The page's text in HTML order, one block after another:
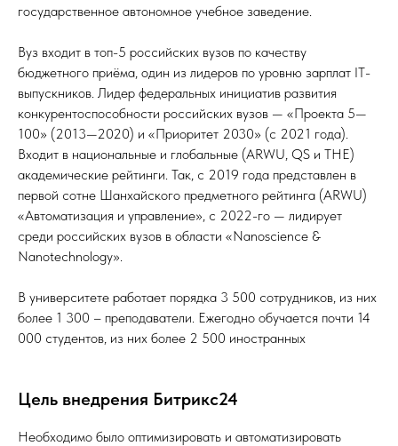
государственное автономное учебное заведение.
Вуз входит в топ-5 российских вузов по качеству
бюджетного приёма, один из лидеров по уровню зарплат IT-
выпускников. Лидер федеральных инициатив развития
конкурентоспособности российских вузов — «Проекта 5—
100» (2013—2020) и «Приоритет 2030» (с 2021 года).
Входит в национальные и глобальные (ARWU, QS и THE)
академические рейтинги. Так, с 2019 года представлен в
первой сотне Шанхайского предметного рейтинга (ARWU)
«Автоматизация и управление», с 2022-го — лидирует
среди российских вузов в области «Nanoscience &
Nanotechnology».
В университете работает порядка 3 500 сотрудников, из них
более 1 300 – преподаватели. Ежегодно обучается почти 14
000 студентов, из них более 2 500 иностранных
Цель внедрения Битрикс24
Необходимо было оптимизировать и автоматизировать